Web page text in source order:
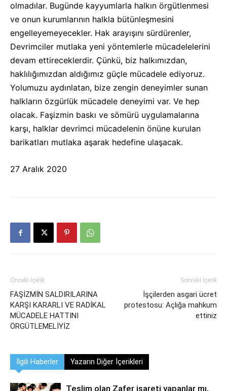
olmadılar. Bugünde kayyumlarla halkın örgütlenmesi
ve onun kurumlarının halkla bütünleşmesini
engelleyemeyecekler. Hak arayışını sürdürenler,
Devrimciler mutlaka yeni yöntemlerle mücadelelerini
devam ettireceklerdir. Çünkü, biz halkımızdan,
haklılığımızdan aldığımız güçle mücadele ediyoruz.
Yolumuzu aydınlatan, bize zengin deneyimler sunan
halkların özgürlük mücadele deneyimi var. Ve hep
olacak. Faşizmin baskı ve sömürü uygulamalarına
karşı, halklar devrimci mücadelenin önüne kurulan
barikatları mutlaka aşarak hedefine ulaşacak.
27 Aralık 2020
Önceki İçerik
FAŞİZMİN SALDIRILARINA
KARŞI KARARLI VE RADİKAL
MÜCADELE HATTINI
ÖRGÜTLEMELİYİZ
Sonraki İçerik
İşçilerden asgari ücret
protestosu: Açlığa mahkum
ettiniz
İlgili Haberler Yazarın Diğer İçerikleri
Teslim olan Zafer işareti yapanlar mı,